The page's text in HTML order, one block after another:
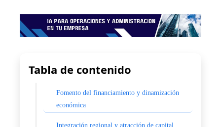
Tabla de contenido
Fomento del financiamiento y dinamización
económica
Integración regional y atracción de capital